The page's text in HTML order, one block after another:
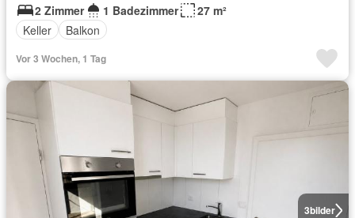
2 Zimmer
1 Badezimmer
27 m²
Keller
Balkon
Vor 3 Wochen, 1 Tag
3bilder